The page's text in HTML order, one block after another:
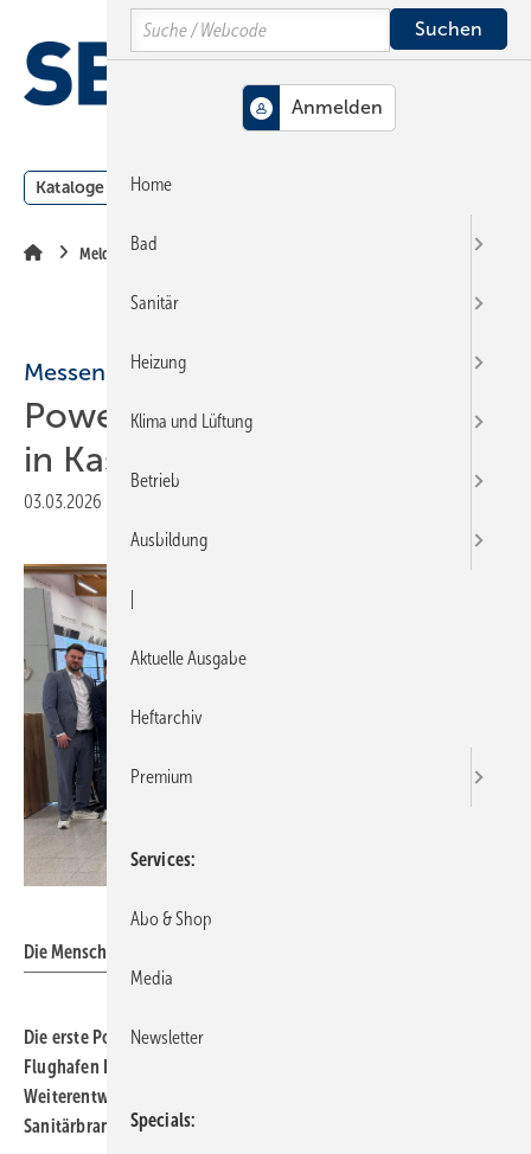
Hauptinhalt
Hauptmenü
SiteSearch
Kataloge Meldungen
Meldungen
Messen
Powermesse 2026: Neustart
in Kassel
03.03.2026
Die Menschen im Hintergrund der Powermesse.
Die erste Powermesse des Jahres fand am 11.
Flughafen Kassel-Calden statt. Sie setzte damit ein Zeichen für
Weiterentwicklung und partnerschaftlichen Austausch in der
Sanitärbranche.
Search
Home
Bad
Sanitär
Heizung
Klima und Lüftung
Betrieb
Ausbildung
Aktuelle Ausgabe
Heftarchiv
Premium
Services
Abo & Shop
Media
Newsletter
Specials